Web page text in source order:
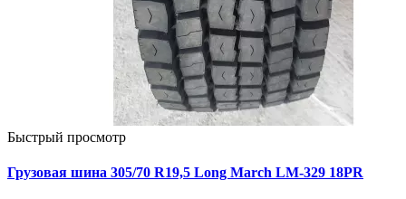
Быстрый просмотр
Грузовая шина 305/70 R19,5 Long March LM-329 18PR